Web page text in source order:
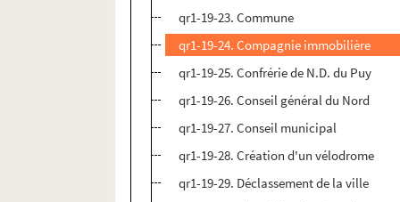
qr1-19-23. Commune
qr1-19-24. Compagnie immobilière
qr1-19-25. Confrérie de N.D. du Puy
qr1-19-26. Conseil général du Nord
qr1-19-27. Conseil municipal
qr1-19-28. Création d'un vélodrome
qr1-19-29. Déclassement de la ville